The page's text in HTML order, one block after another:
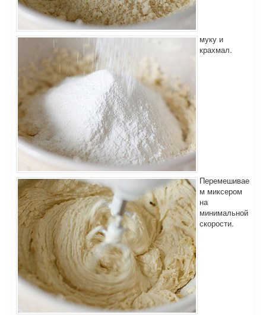
муку и
крахмал.
Перемешивае
м миксером
на
минимальной
скорости.